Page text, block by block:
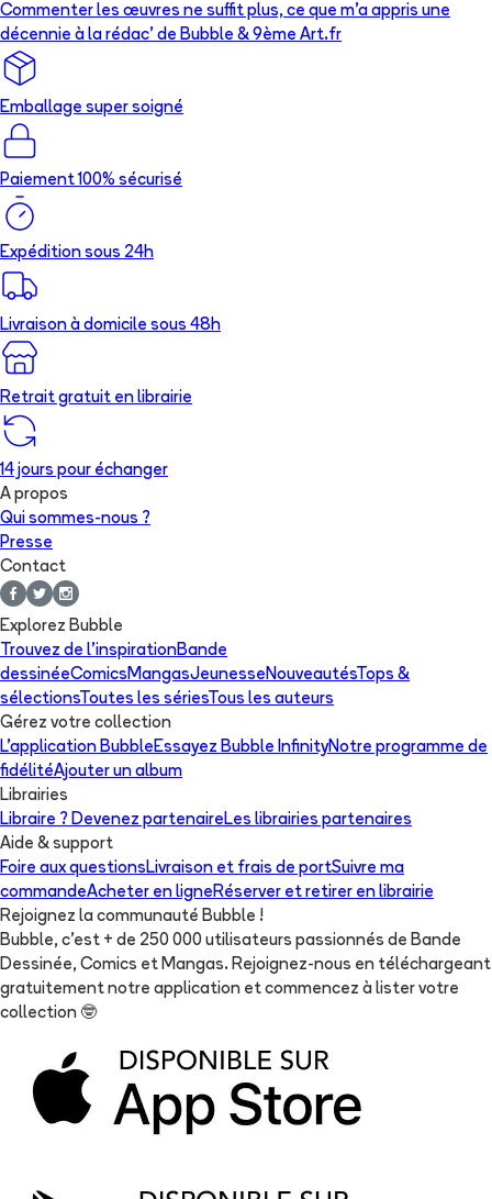
Commenter les œuvres ne suffit plus, ce que m’a appris une
décennie à la rédac’ de Bubble & 9ème Art.fr
Emballage super soigné
Paiement 100% sécurisé
Expédition sous 24h
Livraison à domicile sous 48h
Retrait gratuit en librairie
14 jours pour échanger
A propos
Qui sommes-nous ?
Presse
Contact
Explorez Bubble
Trouvez de l'inspirationBande
dessinéeComicsMangasJeunesseNouveautésTops &
sélectionsToutes les sériesTous les auteurs
Gérez votre collection
L'application BubbleEssayez Bubble InfinityNotre programme de
fidélitéAjouter un album
Librairies
Libraire ? Devenez partenaireLes librairies partenaires
Aide & support
Foire aux questionsLivraison et frais de portSuivre ma
commandeAcheter en ligneRéserver et retirer en librairie
Rejoignez la communauté Bubble !
Bubble, c'est + de 250 000 utilisateurs passionnés de Bande
Dessinée, Comics et Mangas. Rejoignez-nous en téléchargeant
gratuitement notre application et commencez à lister votre
collection 🤓